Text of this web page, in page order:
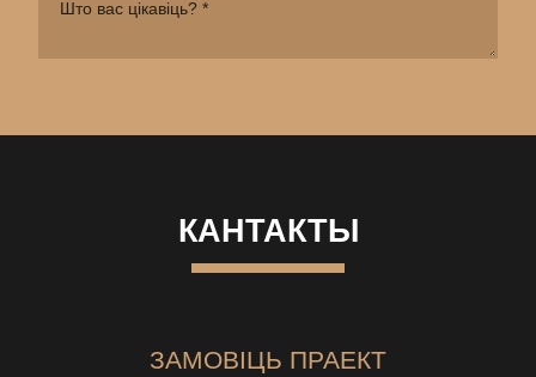
КАНТАКТЫ
ЗАМОВІЦЬ ПРАЕКТ